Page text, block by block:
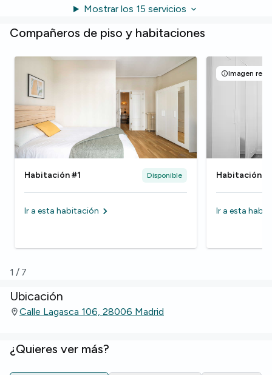
Mostrar los 15 servicios
Compañeros de piso y habitaciones
Habitación #1 Disponible
Ir a esta habitación
Imagen
Habitación
Ir a esta
1/ 7
Ubicación
Calle Lagasca 106, 28006 Madrid
¿Quieres ver más?